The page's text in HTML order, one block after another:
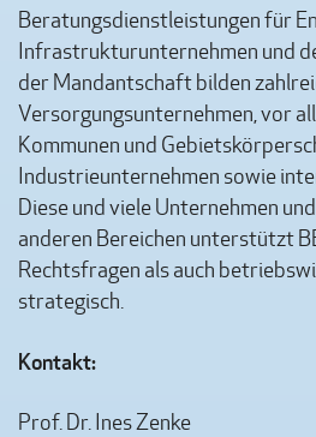
Beratungsdienstleistungen für
Infrastrukturunternehmen und
der Mandantschaft bilden
Versorgungsunternehmen, vor
Kommunen und
Industrieunternehmen sowie
Diese und viele Unternehmen
anderen Bereichen unterstützt
Rechtsfragen als auch
strategisch.
Kontakt:
Prof. Dr. Ines Zenke